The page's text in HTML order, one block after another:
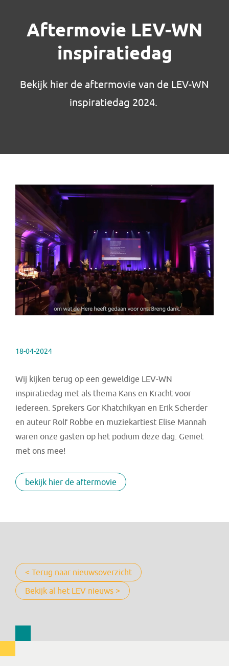
Aftermovie LEV-WN
inspiratiedag
Bekijk hier de aftermovie van de LEV-WN
inspiratiedag 2024.
18-04-2024
Wij kijken terug op een geweldige LEV-WN
inspiratiedag met als thema Kans en Kracht voor
iedereen. Sprekers Gor Khatchikyan en Erik Scherder
en auteur Rolf Robbe en muziekartiest Elise Mannah
waren onze gasten op het podium deze dag. Geniet
met ons mee!
bekijk hier de aftermovie
< Terug naar nieuwsoverzicht
Bekijk al het LEV nieuws >